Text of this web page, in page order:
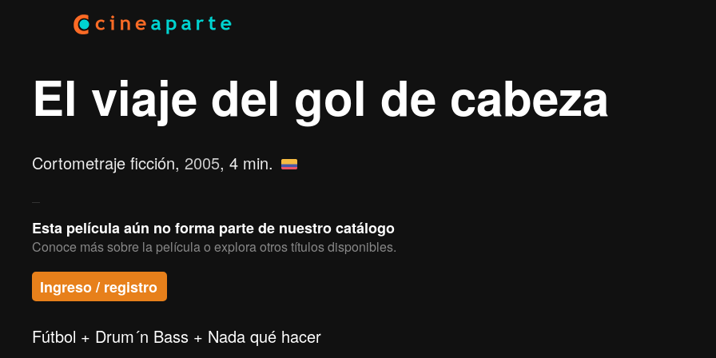
El viaje del gol de cabeza
Cortometraje ficción, 2005, 4 min.
Esta película aún no forma parte de nuestro catálogo
Conoce más sobre la película o explora otros títulos disponibles.
Ingreso / registro
Fútbol + Drum´n Bass + Nada qué hacer